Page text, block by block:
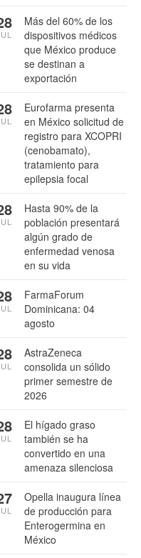
Más del 60% de los
dispositivos médicos
que México produce
se destinan a
exportación
Eurofarma presenta
en México solicitud de
registro para XCOPRI
(cenobamato),
tratamiento para
epilepsia focal
Hasta 90% de la
población presentará
algún grado de
enfermedad venosa
en su vida
FarmaForum
Dominicana: 04
agosto
AstraZeneca
consolida un sólido
primer semestre de
2026
El hígado graso
también se ha
convertido en una
amenaza silenciosa
Opella inaugura línea
de producción para
Enterogermina en
México